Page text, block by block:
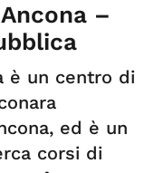
–
è un centro di
ed è un
corsi di